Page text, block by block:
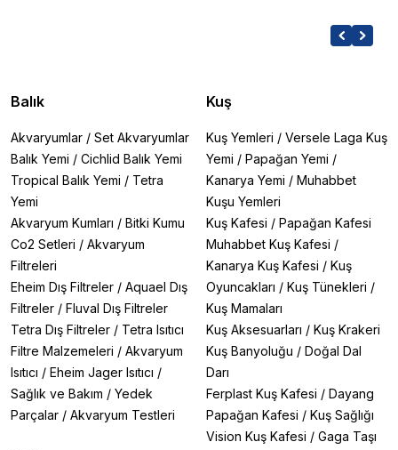
Balık
Akvaryumlar / Set Akvaryumlar
Balık Yemi / Cichlid Balık Yemi
Tropical Balık Yemi / Tetra
Yemi
Akvaryum Kumları / Bitki Kumu
Co2 Setleri / Akvaryum
Filtreleri
Eheim Dış Filtreler / Aquael Dış
Filtreler / Fluval Dış Filtreler
Tetra Dış Filtreler / Tetra Isıtıcı
Filtre Malzemeleri / Akvaryum
Isıtıcı / Eheim Jager Isıtıcı /
Sağlık ve Bakım / Yedek
Parçalar / Akvaryum Testleri
Kuş
Kuş Yemleri / Versele Laga Kuş
Yemi / Papağan Yemi /
Kanarya Yemi / Muhabbet
Kuşu Yemleri
Kuş Kafesi / Papağan Kafesi
Muhabbet Kuş Kafesi /
Kanarya Kuş Kafesi / Kuş
Oyuncakları / Kuş Tünekleri /
Kuş Mamaları
Kuş Aksesuarları / Kuş Krakeri
Kuş Banyoluğu / Doğal Dal
Darı
Ferplast Kuş Kafesi / Dayang
Papağan Kafesi / Kuş Sağlığı
Vision Kuş Kafesi / Gaga Taşı